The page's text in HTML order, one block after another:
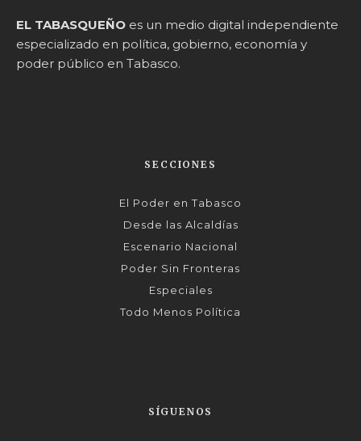
EL TABASQUEÑO es un medio digital independiente
especializado en política, gobierno, economía y
poder público en Tabasco.
SECCIONES
El Poder en Tabasco
Desde las Alcaldías
Escenario Nacional
Poder Sin Fronteras
Especiales
Todo Menos Política
SÍGUENOS